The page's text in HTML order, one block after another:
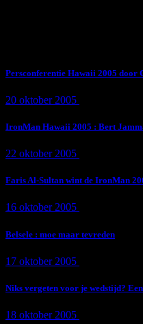
Persconferentie Hawaii 2005 door
20 oktober 2005
IronMan Hawaii 2005 : Bert
22 oktober 2005
Faris Al-Sultan wint de IronMan
16 oktober 2005
Belsele : moe maar tevreden
17 oktober 2005
Niks vergeten voor je wedstijd?
18 oktober 2005